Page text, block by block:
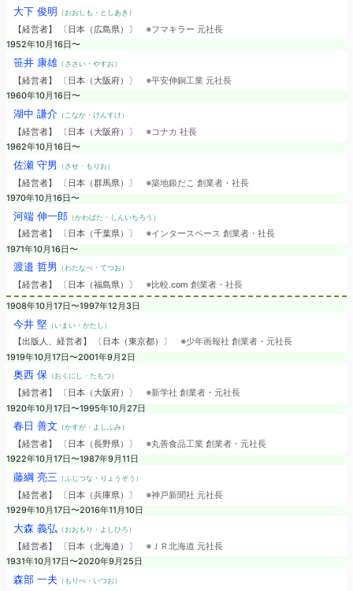
大下 俊明 （おおしも・としあき）
【経営者】 〔日本（広島県）〕 ※フマキラー 元社長
1952年10月16日〜
笹井 康雄（ささい・やすお）
【経営者】 〔日本（大阪府）〕 ※平安伸銅工業 元社長
1960年10月16日〜
湖中 謙介（こなか・けんすけ）
【経営者】 〔日本（大阪府）〕 ※コナカ 社長
1962年10月16日〜
佐瀬 守男 （させ・もりお）
【経営者】 〔日本（群馬県）〕 ※築地銀だこ 創業者・社長
1970年10月16日〜
河端 伸一郎（かわばた・しんいちろう）
【経営者】 〔日本（千葉県）〕 ※インタースペース 創業者・社長
1971年10月16日〜
渡邉 哲男 （わたなべ・てつお）
【経営者】 〔日本（福島県）〕 ※比較.com 創業者・社長
1908年10月17日〜1997年12月3日
今井 堅（いまい・かたし）
【出版人、経営者】 〔日本（東京都）〕 ※少年画報社 創業者・元社長
1919年10月17日〜2001年9月2日
奥西 保（おくにし・たもつ）
【経営者】 〔日本（大阪府）〕 ※新学社 創業者・元社長
1920年10月17日〜1995年10月27日
春日 善文 （かすが・よしふみ）
【経営者】 〔日本（長野県）〕 ※丸善食品工業 創業者・元社長
1922年10月17日〜1987年9月11日
藤綱 亮三 （ふじつな・りょうぞう）
【経営者】 〔日本（兵庫県）〕 ※神戸新聞社 元社長
1929年10月17日〜2016年11月10日
大森 義弘 （おおもり・よしひろ）
【経営者】 〔日本（北海道）〕 ※ＪＲ北海道 元社長
1931年10月17日〜2020年9月25日
森部 一夫 （もりべ・いつお）